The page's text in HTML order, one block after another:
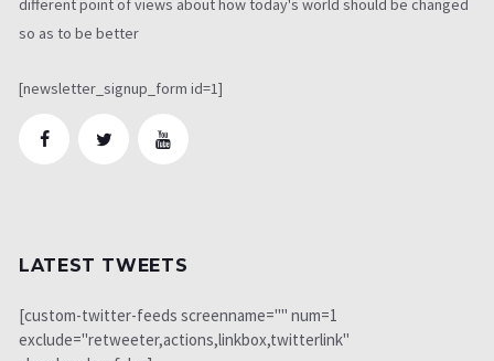
so as to be better
[newsletter_signup_form id=1]
LATEST TWEETS
[custom-twitter-feeds screenname="" num=1
exclude="retweeter,actions,linkbox,twitterlink"